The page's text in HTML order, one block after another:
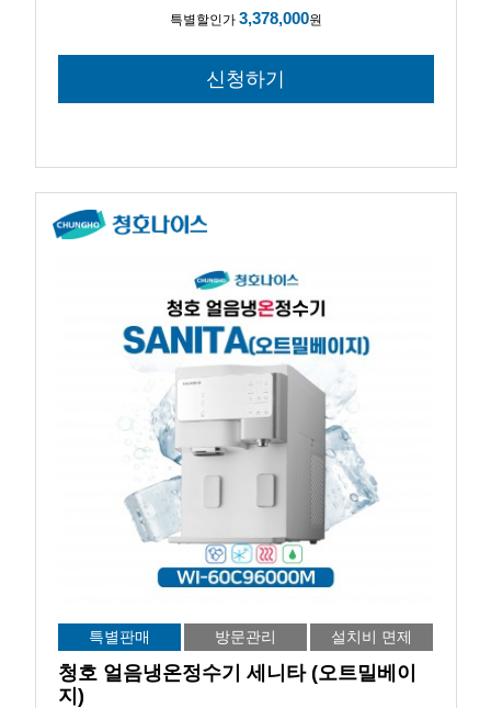
특별할인가 3,378,000원
특별판매 방문관리 설치비 면제
청호 얼음냉온정수기 세니타 (오트밀베이
지)